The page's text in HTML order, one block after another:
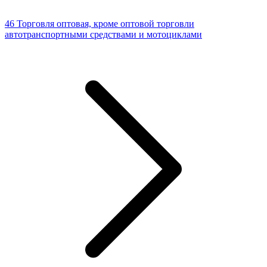
46 Торговля оптовая, кроме оптовой торговли
автотранспортными средствами и мотоциклами